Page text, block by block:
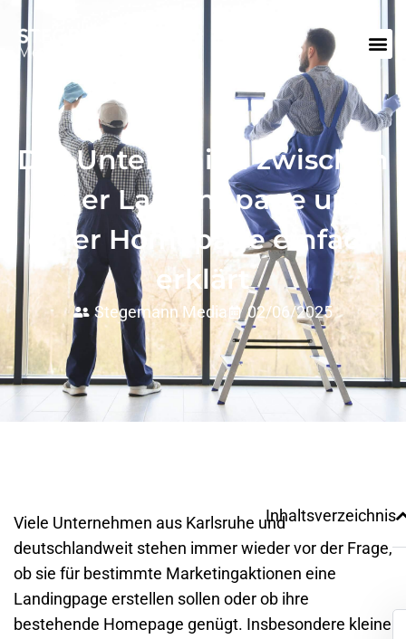
Der Unterschied zwischen
einer Landingpage und
einer Homepage einfach
erklärt
Stegemann Media 02/06/2025
Viele Unternehmen aus Karlsruhe und
deutschlandweit stehen immer wieder vor der Frage,
ob sie für bestimmte Marketingaktionen eine
Landingpage erstellen sollen oder ob ihre
bestehende Homepage genügt. Insbesondere kleine
Inhaltsverzeichnis